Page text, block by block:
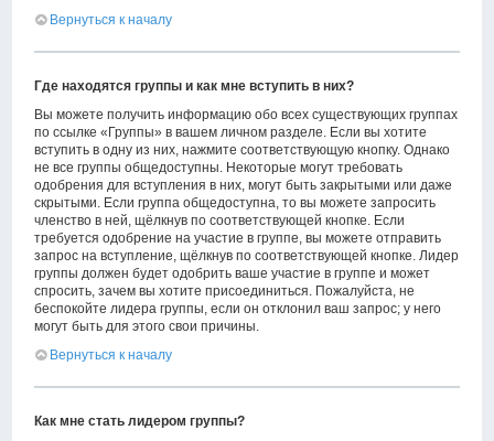
Вернуться к началу
Где находятся группы и как мне вступить в них?
Вы можете получить информацию обо всех существующих группах
по ссылке «Группы» в вашем личном разделе. Если вы хотите
вступить в одну из них, нажмите соответствующую кнопку. Однако
не все группы общедоступны. Некоторые могут требовать
одобрения для вступления в них, могут быть закрытыми или даже
скрытыми. Если группа общедоступна, то вы можете запросить
членство в ней, щёлкнув по соответствующей кнопке. Если
требуется одобрение на участие в группе, вы можете отправить
запрос на вступление, щёлкнув по соответствующей кнопке. Лидер
группы должен будет одобрить ваше участие в группе и может
спросить, зачем вы хотите присоединиться. Пожалуйста, не
беспокойте лидера группы, если он отклонил ваш запрос; у него
могут быть для этого свои причины.
Вернуться к началу
Как мне стать лидером группы?